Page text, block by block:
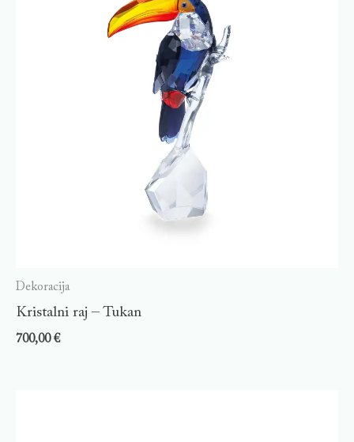
Dekoracija
Kristalni raj – Tukan
700,00€